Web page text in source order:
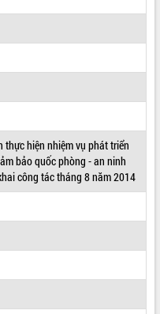
thực hiện nhiệm vụ phát triển
bảo quốc phòng - an ninh
công tác tháng 8 năm 2014